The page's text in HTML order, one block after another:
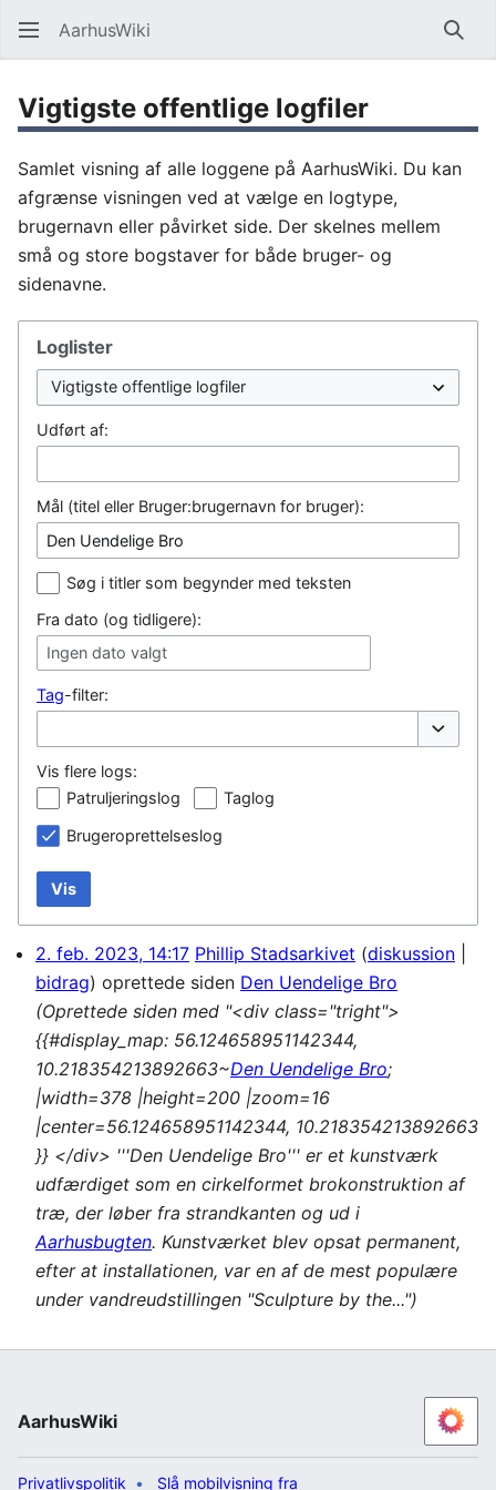
AarhusWiki Søg
Vigtigste offentlige logfiler
Samlet visning af alle loggene på AarhusWiki. Du kan
afgrænse visningen ved at vælge en logtype,
brugernavn eller påvirket side. Der skelnes mellem
små og store bogstaver for både bruger- og
sidenavne.
Loglister
Udført af:
Mål (titel eller Bruger:brugernavn for bruger):
Søg i titler som begynder med teksten
Fra dato (og tidligere):
Ingen dato valgt
Tag-filter:
Vis flere logs:
Patruljeringslog
Taglog
Brugeroprettelseslog
Vis
2. feb. 2023, 14:17 Phillip Stadsarkivet diskussion
bidrag oprettede siden Den Uendelige Bro
(Oprettede siden med "<div class="tright">
{{#display_map: 56.124658951142344,
10.218354213892663~Den Uendelige Bro;
|width=378 |height=200 |zoom=16
|center=56.124658951142344, 10.218354213892663
}} </div> '''Den Uendelige Bro''' er et kunstværk
udfærdiget som en cirkelformet brokonstruktion af
træ, der løber fra strandkanten og ud i
Aarhusbugten. Kunstværket blev opsat permanent,
efter at installationen, var en af de mest populære
under vandreudstillingen "Sculpture by the...")
AarhusWiki
Privatlivspolitik Slå mobilvisning fra